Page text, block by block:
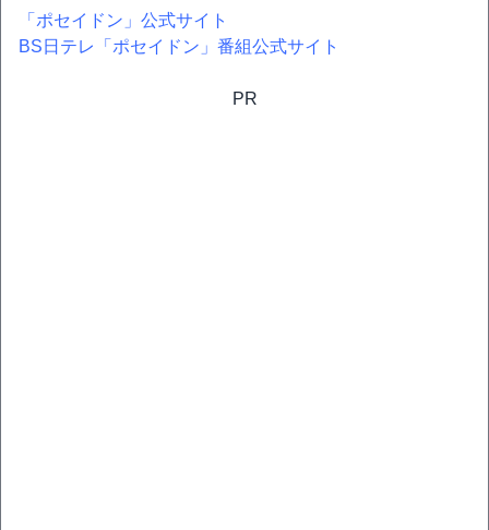
「ポセイドン」公式サイト
BS日テレ「ポセイドン」番組公式サイト
PR